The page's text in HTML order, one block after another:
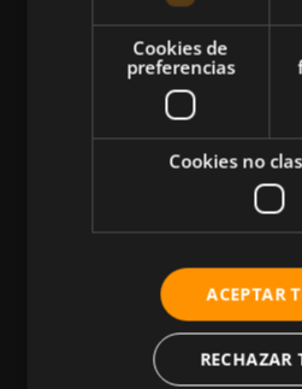
CATEGORÍAS
Atletismo
Musculación
Más Deportes
Cookies de
preferencias
Cookies no
ACEPTAR
RECHAZAR